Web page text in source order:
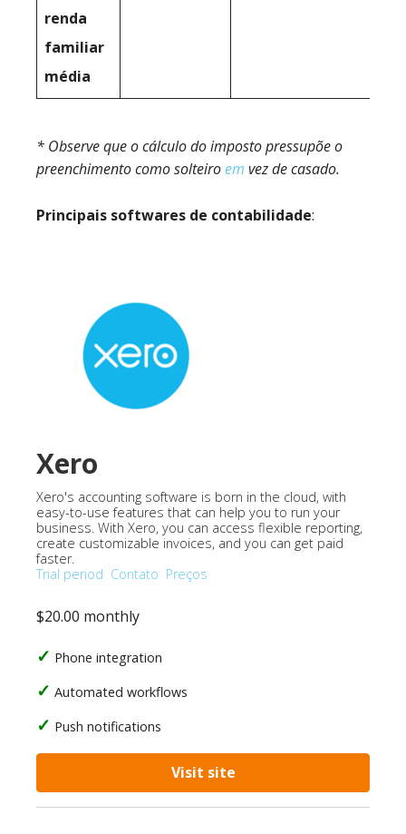
renda
familiar
média
* Observe que o cálculo do imposto pressupõe o
preenchimento como solteiroem vez de casado.
Principais softwares de contabilidade:
Xero
Xero's accounting software is born in the cloud, with
easy-to-use features that can help you to run your
business. With Xero, you can access flexible reporting,
create customizable invoices, and you can get paid
faster.
Trial period Contato Preços
$20.00 monthly
Phone integration
Automated workflows
Push notifications
Visit site